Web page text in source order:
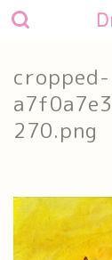
cropped-
270.png